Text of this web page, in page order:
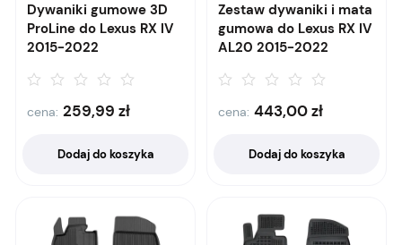
Dywaniki gumowe 3D
ProLine do Lexus RX IV
2015-2022
cena: 259,99 zł
Dodaj do koszyka
Zestaw dywaniki i mata
gumowa do Lexus RX IV
AL20 2015-2022
cena: 443,00zł
Dodaj do koszyka